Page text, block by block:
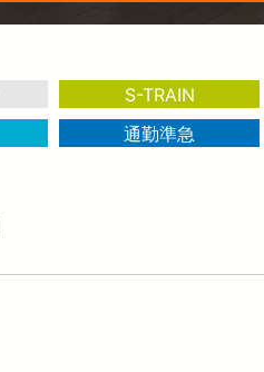
S-TRAIN
通勤準急